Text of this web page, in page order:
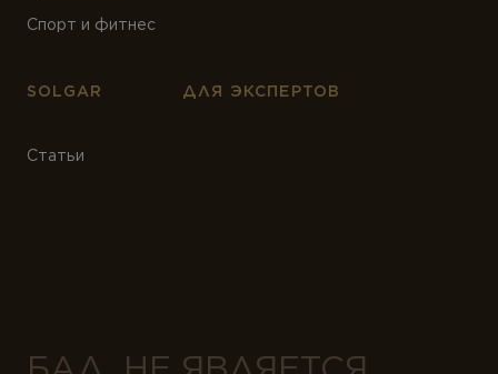
Спорт и фитнес
SOLGAR
Статьи
ДЛЯ ЭКСПЕРТОВ